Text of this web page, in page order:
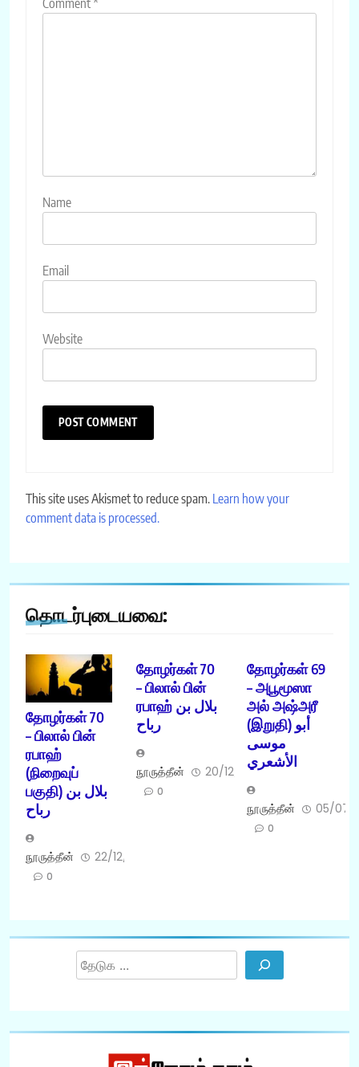
Name
Email
Website
This site uses Akismet to reduce spam. Learn how your
comment data is processed.
தொடர்புடையவை:
தோழர்கள் 70
– பிலால் பின்
ரபாஹ்
(நிறைவுப்
பகுதி) بلال بن
رباح
நூருத்தீன் 22/12/2017
0
தோழர்கள் 70
– பிலால் பின்
ரபாஹ் بلال بن
رباح
நூருத்தீன் 20/12/2017
0
தோழர்கள் 69
– அபூமூஸா
அல் அஷ்அரீ
(இறுதி) أبو
موسى
الأشعري
நூருத்தீன் 05/07/
0